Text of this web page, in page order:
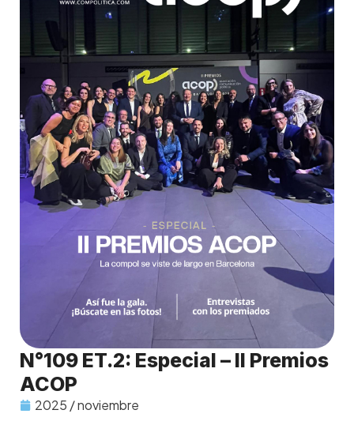
N°109 ET.2: Especial – II Premios
ACOP
2025 / noviembre